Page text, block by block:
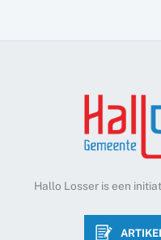
Hallo Losser is een